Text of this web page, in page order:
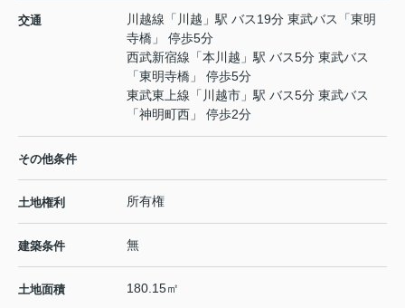
交通 川越線 「 川越 」駅 バス19分 東武バス「東明
寺橋」 停歩5分
西武新宿線 「本川越 」駅 バス5分 東武バス
「東明寺橋」 停歩5分
東武東上線 「 川越市 」駅 バス5分 東武バス
「神明町西」 停歩2分
その他条件
土地権利 所有権
建築条件 無
土地面積 180.15㎡